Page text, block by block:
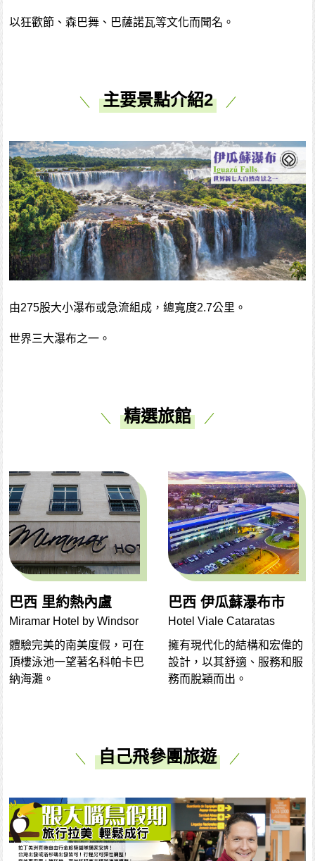
以狂歡節、森巴舞、巴薩諾瓦等文化而聞名。
主要景點介紹2
由275股大小瀑布或急流組成，總寬度2.7公里。
世界三大瀑布之一。
精選旅館
巴西 里約熱內盧
Miramar Hotel by Windsor
體驗完美的南美度假，可在
頂樓泳池一望著名科帕卡巴
納海灘。
巴西 伊瓜蘇瀑布市
Hotel Viale Cataratas
擁有現代化的結構和宏偉的
設計，以其舒適、服務和服
務而脫穎而出。
自己飛參團旅遊